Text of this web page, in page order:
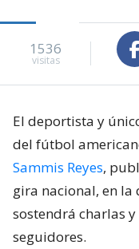
1536
visitas
El deportista y
del fútbol
Sammis Reyes,
gira nacional, en
sostendrá charlas
seguidores.